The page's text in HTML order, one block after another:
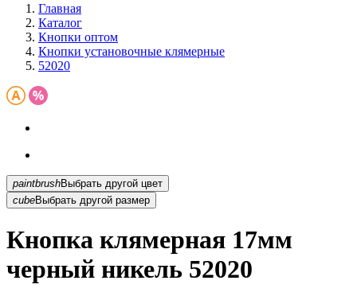
Главная
Каталог
Кнопки оптом
Кнопки установочные клямерные
52020
paintbrush
Выбрать другой цвет
cubeВыбрать другой размер
Кнопка клямерная 17мм
черный никель 52020